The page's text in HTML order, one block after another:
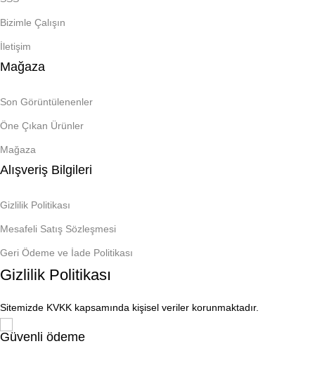
Bizimle Çalışın
İletişim
Mağaza
Son Görüntülenenler
Öne Çıkan Ürünler
Mağaza
Alışveriş Bilgileri
Gizlilik Politikası
Mesafeli Satış Sözleşmesi
Geri Ödeme ve İade Politikası
Gizlilik Politikası
Sitemizde KVKK kapsamında kişisel veriler korunmaktadır.
Güvenli ödeme